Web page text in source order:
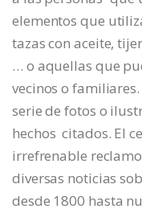
elementos que
tazas con aceite,
… o aquellas que
vecinos o
serie de fotos o
hechos citados. El
irrefrenable
diversas noticias
desde 1800 hasta